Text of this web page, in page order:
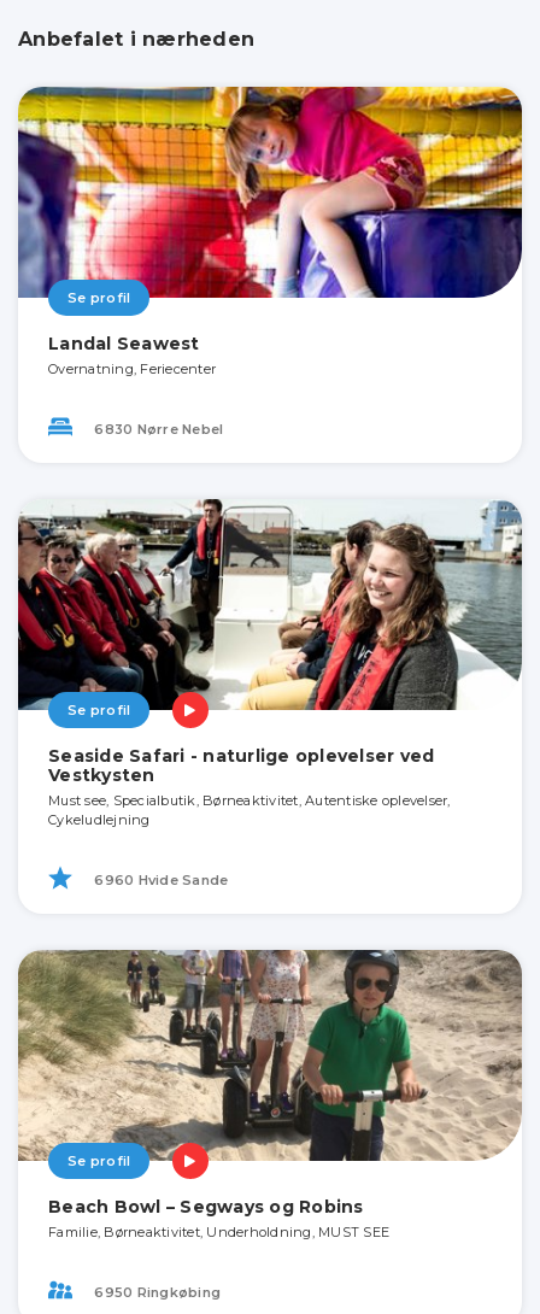
Anbefalet i nærheden
Se profil
Landal Seawest
Overnatning, Feriecenter
6830 Nørre Nebel
Se profil
Seaside Safari - naturlige oplevelser ved
Vestkysten
Must see, Specialbutik, Børneaktivitet, Autentiske oplevelser,
Cykeludlejning
6960 Hvide Sande
Se profil
Beach Bowl – Segways og Robins
Familie, Børneaktivitet, Underholdning, MUST SEE
6950 Ringkøbing